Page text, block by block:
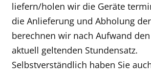
liefern/holen wir die Geräte
die Anlieferung und Abholung
berechnen wir nach Aufwand
aktuell geltenden Stundensatz.
Selbstverständlich haben Sie